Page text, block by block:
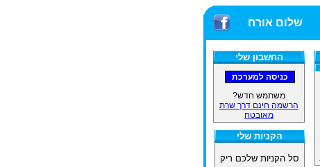
שלום אורח
החשבון שלי
משתמש חדש?
הרשמה חינם דרך שרת
מאובטח
הקניות שלי
סל הקניות שלכם ריק